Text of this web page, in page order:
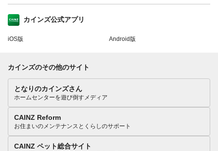
カインズ公式アプリ
iOS版 Android版
カインズのその他のサイト
となりのカインズさん
ホームセンターを遊び倒すメディア
CAINZ Reform
お住まいのメンテナンスとくらしのサポート
CAINZ ペット総合サイト